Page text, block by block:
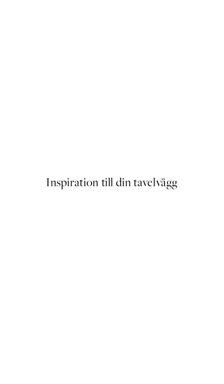
Inspiration till din tavelvägg